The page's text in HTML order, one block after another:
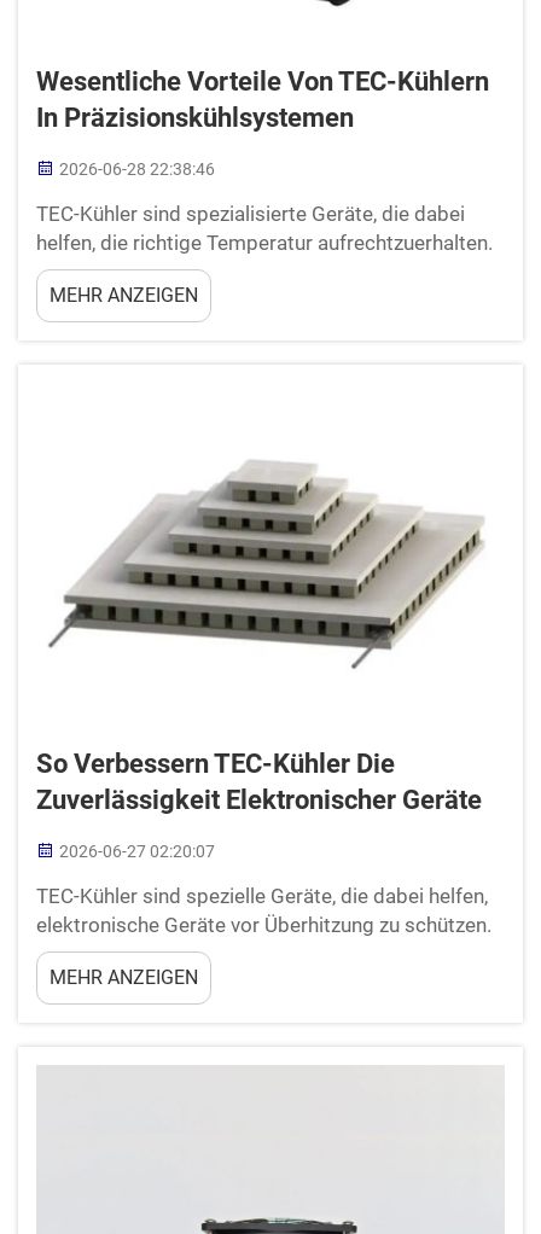
Wesentliche Vorteile Von TEC-Kühlern
In Präzisionskühlsystemen
2026-06-28 22:38:46
TEC-Kühler sind spezialisierte Geräte, die dabei
helfen, die richtige Temperatur aufrechtzuerhalten.
Sie werden weit verbreitet in Fabriken, Lagern und
zahlreichen industriellen Anwendungen eingesetzt.
Bei PN verstehen wir, wie wichtig zuverlässige
MEHR ANZEIGEN
So Verbessern TEC-Kühler Die
Zuverlässigkeit Elektronischer Geräte
2026-06-27 02:20:07
TEC-Kühler sind spezielle Geräte, die dabei helfen,
elektronische Geräte vor Überhitzung zu schützen.
Wenn Maschinen und Elektronik zu warm werden,
können sie ausfallen oder beschädigt werden. TEC-
Kühler und thermoelektrische Module sind wichtig,
MEHR ANZEIGEN